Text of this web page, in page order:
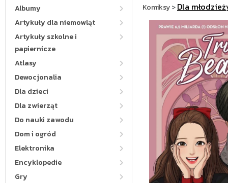
Albumy
Artykuły dla niemowląt
Artykuły szkolne i
papiernicze
Atlasy
Dewocjonalia
Dla dzieci
Dla zwierząt
Do nauki zawodu
Dom i ogród
Elektronika
Encyklopedie
Gry
Komiksy>Dla